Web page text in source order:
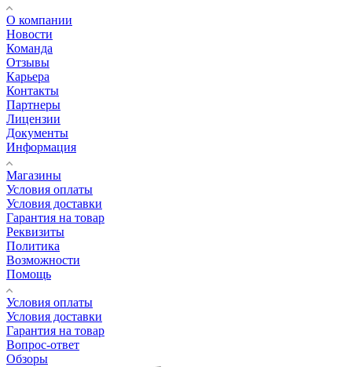
О компании
Новости
Команда
Отзывы
Карьера
Контакты
Партнеры
Лицензии
Документы
Информация
Магазины
Условия оплаты
Условия доставки
Гарантия на товар
Реквизиты
Политика
Возможности
Помощь
Условия оплаты
Условия доставки
Гарантия на товар
Вопрос-ответ
Обзоры